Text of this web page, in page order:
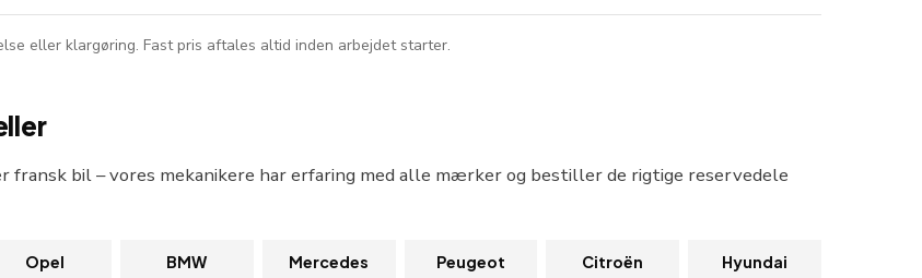
eller klargøring. Fast pris aftales altid inden arbejdet starter.
fransk bil – vores mekanikere har erfaring med alle mærker og bestiller de rigtige reservedele
Opel BMW Mercedes Peugeot Citroën Hyundai